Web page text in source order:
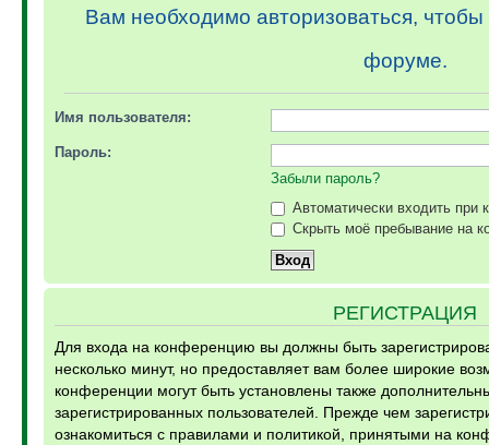
Вам необходимо авторизоваться, чтобы
форуме.
Имя пользователя:
Пароль:
Забыли пароль?
Автоматически входить при
Скрыть моё пребывание на
РЕГИСТРАЦИЯ
Для входа на конференцию вы должны быть
несколько минут, но предоставляет вам более широкие
конференции могут быть установлены также
зарегистрированных пользователей. Прежде чем
ознакомиться с правилами и политикой, принятыми на